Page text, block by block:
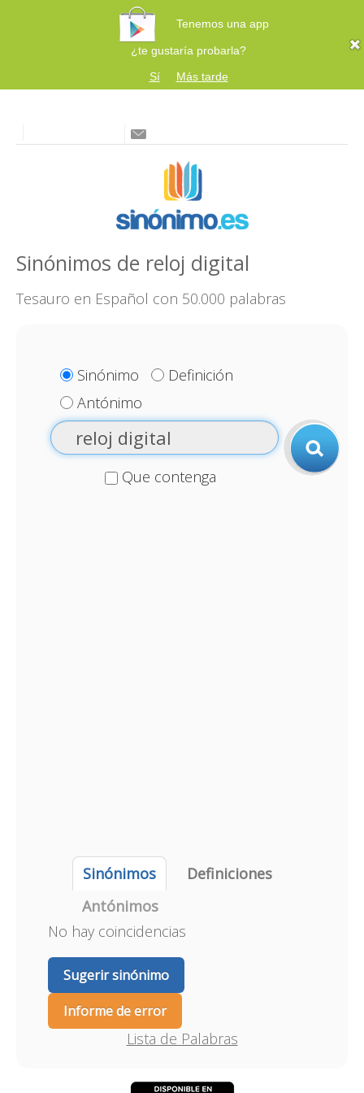
Tenemos una app
¿te gustaría probarla?
Sí
Más tarde
Sinónimos de reloj digital
Tesauro en Español con 50.000 palabras
Sinónimo
Definición
Antónimo
Que contenga
Sinónimos
Definiciones
Antónimos
No hay coincidencias
Sugerir sinónimo
Informe de error
Lista de Palabras